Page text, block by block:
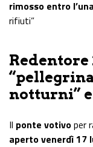
rimosso entro
rifiuti”
Redentore
notturni”
Il ponte votivoper
aperto venerdì 17